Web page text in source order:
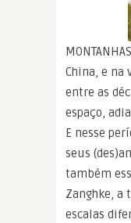
China, e na
entre as
espaço,
E nesse
seus
também
Zanghke, a
escalas